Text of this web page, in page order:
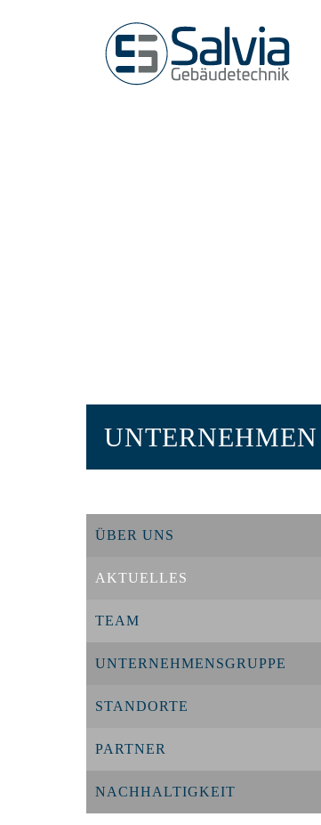
UNTERNEHMEN
ÜBER UNS
AKTUELLES
TEAM
UNTERNEHMENSGRUPPE
STANDORTE
PARTNER
NACHHALTIGKEIT